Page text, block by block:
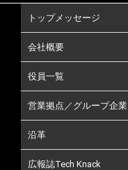
トップメッセージ
会社概要
役員一覧
営業拠点／グループ企業
沿革
広報誌Tech Knack